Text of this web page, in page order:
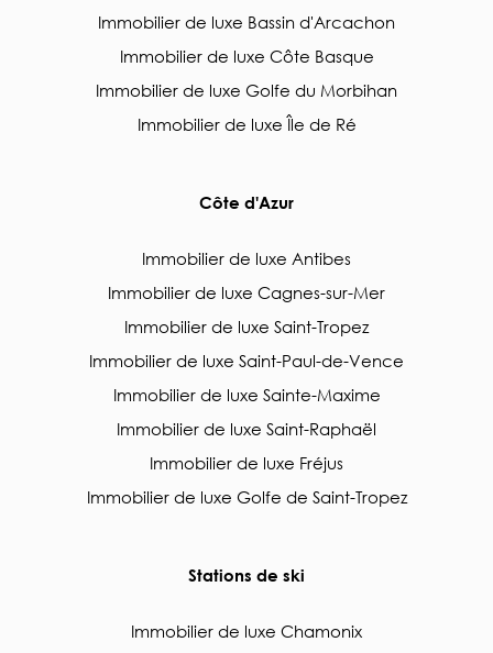
Immobilier de luxe Bassin d'Arcachon
Immobilier de luxe Côte Basque
Immobilier de luxe Golfe du Morbihan
Immobilier de luxe Île de Ré
Côte d'Azur
Immobilier de luxe Antibes
Immobilier de luxe Cagnes-sur-Mer
Immobilier de luxe Saint-Tropez
Immobilier de luxe Saint-Paul-de-Vence
Immobilier de luxe Sainte-Maxime
Immobilier de luxe Saint-Raphaël
Immobilier de luxe Fréjus
Immobilier de luxe Golfe de Saint-Tropez
Stations de ski
Immobilier de luxe Chamonix